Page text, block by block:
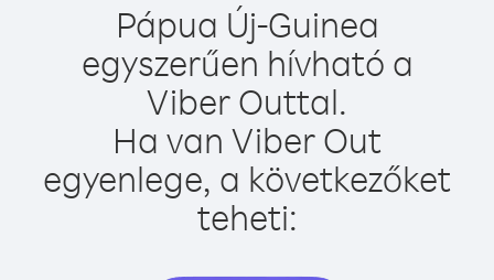
Pápua Új-Guinea
egyszerűen hívható a
Viber Outtal.
Ha van Viber Out
egyenlege, a következőket
teheti: